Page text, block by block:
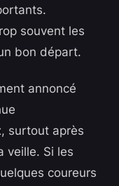
souvent les
bon départ.
annoncé
surtout après
veille. Si les
coureurs